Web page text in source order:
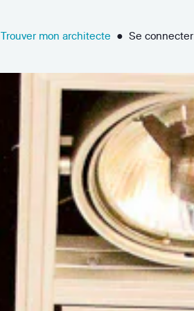
Trouver mon architecte ● Se connecter